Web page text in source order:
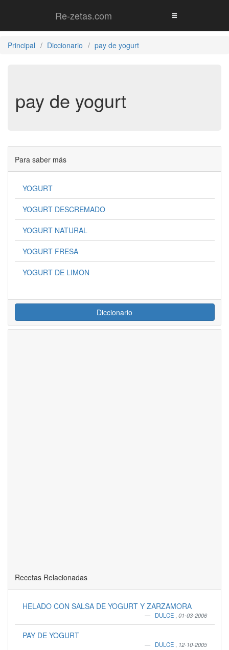
Re-zetas.com
Principal Diccionario pay de yogurt
pay de yogurt
Para saber más
YOGURT
YOGURT DESCREMADO
YOGURT NATURAL
YOGURT FRESA
YOGURT DE LIMON
Diccionario
Recetas Relacionadas
HELADO CON SALSA DE YOGURT Y ZARZAMORA
DULCE 01-03-2006
PAY DE YOGURT
DULCE 12-10-2005